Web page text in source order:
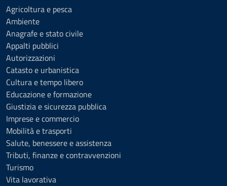
Agricoltura e pesca
Ambiente
Anagrafe e stato civile
Appalti pubblici
Autorizzazioni
Catasto e urbanistica
Cultura e tempo libero
Educazione e formazione
Giustizia e sicurezza pubblica
Imprese e commercio
Mobilità e trasporti
Salute, benessere e assistenza
Tributi, finanze e contravvenzioni
Turismo
Vita lavorativa